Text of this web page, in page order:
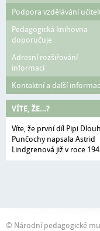
Podpora vzdělávání
Pedagogická knihovna
doporučuje
Adresní rozšiřování
informací
Kontaktní a další
VÍTE, ŽE…?
Víte, že první díl Pipi
Punčochy napsala Astrid
Lindgrenová již v roce
© Národní pedagogické